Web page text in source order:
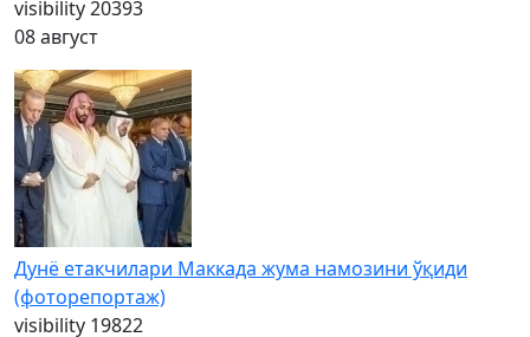
visibility20393
08 август
Дунё етакчилари Маккада жума намозини ўқиди
(фоторепортаж)
visibility 19822